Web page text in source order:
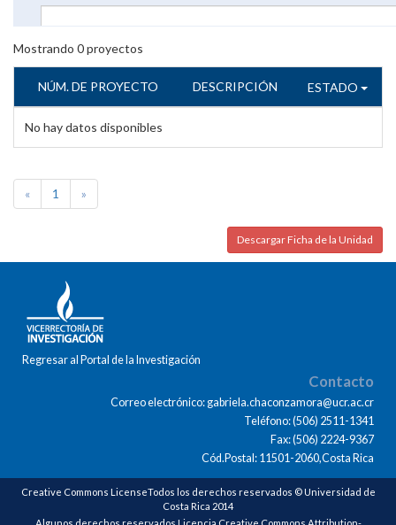
Mostrando 0proyectos
NÚM. DE PROYECTO DESCRIPCIÓN ESTADO
No hay datos disponibles
« 1 »
Descargar Ficha de la Unidad
Regresar al Portal de la Investigación
Contacto
Correo electrónico: gabriela.chaconzamora@ucr.ac.cr
Teléfono: (506) 2511-1341
Fax: (506) 2224-9367
Cód.Postal: 11501-2060,Costa Rica
Creative Commons LicenseTodos los derechos reservados © Universidad de
Costa Rica 2014